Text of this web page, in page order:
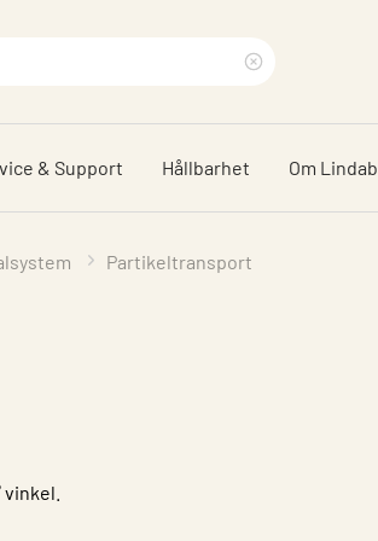
sökfras
& Support Hållbarhet Om Lindab
Partikeltransport